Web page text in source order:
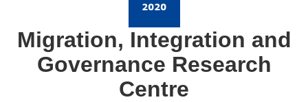
Migration, Integration and
Governance Research
Centre